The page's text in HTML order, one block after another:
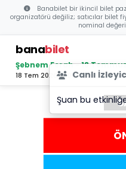
Banabilet bir ikincil bilet
organizatörü değiliz; satıcılar bilet
nominal
banabilet
Şebnem Ferah - 18
18 Tem 2026 21:00 - Festival Park
Canlı
Şuan bu